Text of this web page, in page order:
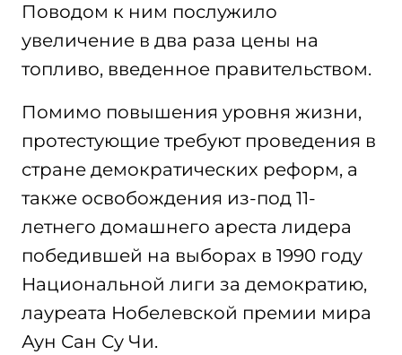
Поводом к ним послужило
увеличение в два раза цены на
топливо, введенное правительством.
Помимо повышения уровня жизни,
протестующие требуют проведения в
стране демократических реформ, а
также освобождения из-под 11-
летнего домашнего ареста лидера
победившей на выборах в 1990 году
Национальной лиги за демократию,
лауреата Нобелевской премии мира
Аун Сан Су Чи.